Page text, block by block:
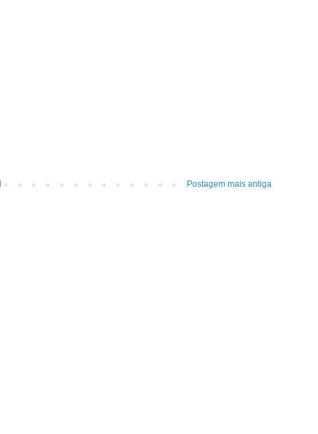
Postagem mais antiga